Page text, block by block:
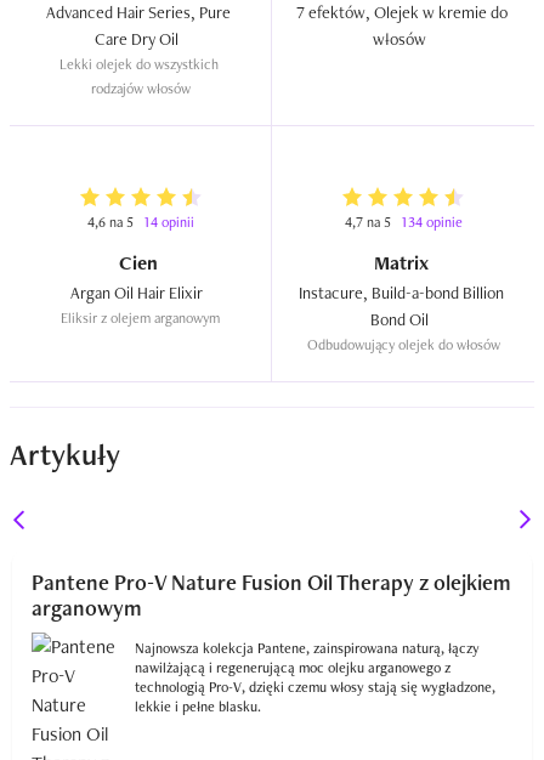
Advanced Hair Series, Pure
Lekki olejek do wszystkich
rodzajów włosów
7 efektów, Olejek w kremie do
4,6 na 5 14 opinii
Cien
Eliksir z olejem arganowym
4,7 na 5 134 opinie
Matrix
Instacure, Build-a-bond Billion
Odbudowujący olejek do włosów
Artykuły
Pantene Pro-V Nature Fusion Oil Therapy z olejkiem
arganowym
Najnowsza kolekcja Pantene, zainspirowana naturą, łączy
nawilżającą i regenerującą moc olejku arganowego z
technologią Pro-V, dzięki czemu włosy stają się wygładzone,
lekkie i pełne blasku.